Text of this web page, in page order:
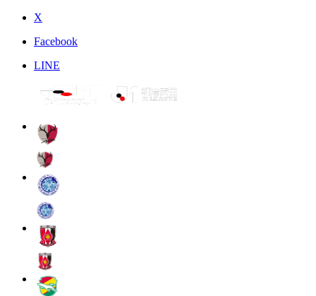
X
Facebook
LINE